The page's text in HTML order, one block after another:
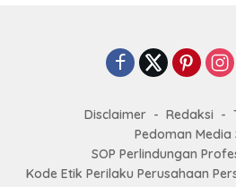
Disclaimer Redaksi
Pedoman Media
SOP Perlindungan
Kode Etik Perilaku Perusahaan